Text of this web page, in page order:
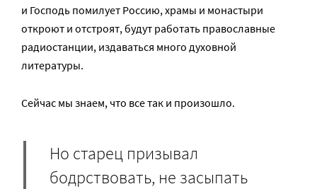
и Господь помилует Россию, храмы и монастыри
откроют и отстроят, будут работать православные
радиостанции, издаваться много духовной
литературы.
Сейчас мы знаем, что все так и произошло.
Но старец призывал
бодрствовать, не засыпать